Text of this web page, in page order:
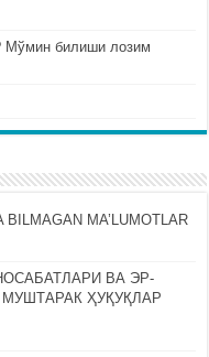
билиши лозим
MA’LUMOTLAR
ВА ЭР-
ҲУҚУҚЛАР